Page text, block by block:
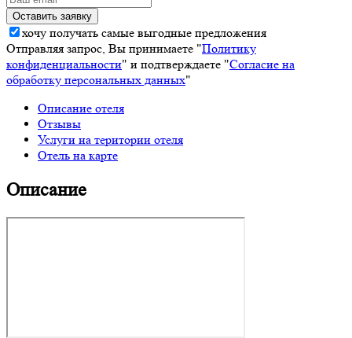
хочу получать самые выгодные предложения
Отправляя запрос, Вы принимаете "Политику
конфиденциальности" и подтверждаете "Согласие на
обработку персональных данных"
Описание отеля
Отзывы
Услуги на територии отеля
Отель на карте
Описание